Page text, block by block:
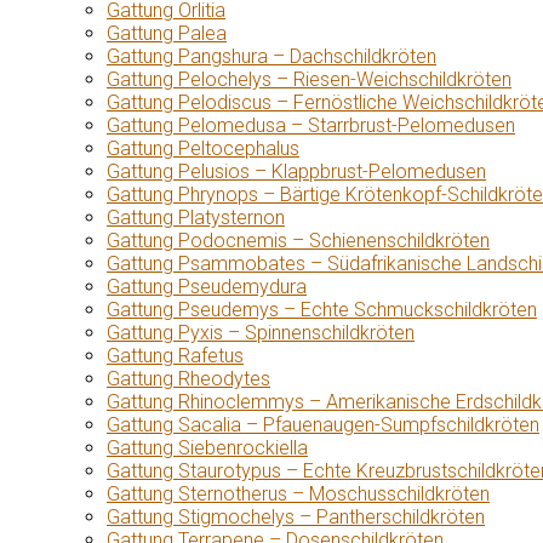
Gattung Orlitia
Gattung Palea
Gattung Pangshura – Dachschildkröten
Gattung Pelochelys – Riesen-Weichschildkröten
Gattung Pelodiscus – Fernöstliche
Gattung Pelomedusa – Starrbrust-Pelomedusen
Gattung Peltocephalus
Gattung Pelusios – Klappbrust-Pelomedusen
Gattung Phrynops – Bärtige Krötenkopf-
Gattung Platysternon
Gattung Podocnemis – Schienenschildkröten
Gattung Psammobates – Südafrikanische
Gattung Pseudemydura
Gattung Pseudemys – Echte Schmuckschildkröten
Gattung Pyxis – Spinnenschildkröten
Gattung Rafetus
Gattung Rheodytes
Gattung Rhinoclemmys – Amerikanische
Gattung Sacalia – Pfauenaugen-Sumpfschildkröten
Gattung Siebenrockiella
Gattung Staurotypus – Echte
Gattung Sternotherus – Moschusschildkröten
Gattung Stigmochelys – Pantherschildkröten